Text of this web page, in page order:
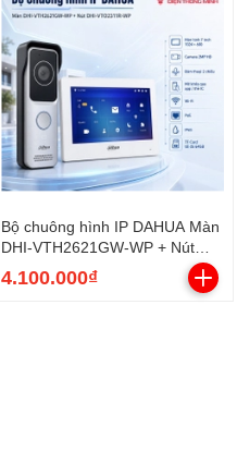
Bộ chuông hình IP DAHUA Màn
DHI-VTH2621GW-WP + Nút
DHI-VTO2311R-WP
4.100.000₫